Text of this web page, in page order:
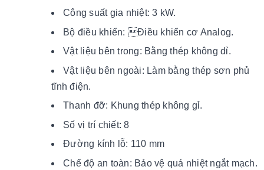
Công suất gia nhiệt: 3 kW.
Bộ điều khiển: Điều khiển cơ Analog.
Vật liệu bên trong: Bằng thép không dỉ.
Vật liệu bên ngoài: Làm bằng thép sơn phủ
tĩnh điện.
Thanh đỡ: Khung thép không gỉ.
Số vị trí chiết: 8
Đường kính lỗ: 110 mm
Chế độ an toàn: Bảo vệ quá nhiệt ngắt mạch.